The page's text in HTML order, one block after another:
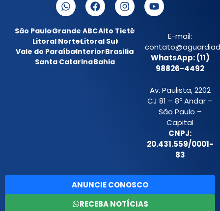
São PauloGrande ABCAlto Tietê
Litoral NorteLitoral Sul
Vale do ParaíbaInteriorBrasília
Santa CatarinaBahia
E-mail:
WhatsApp: (11)
98826-4492
Av. Paulista, 2202
CJ 81 – 8º Andar –
São Paulo –
Capital
CNPJ:
20.431.559/0001-
83
ANUNCIE CONOSCO
RECEBA NOTÍCIAS